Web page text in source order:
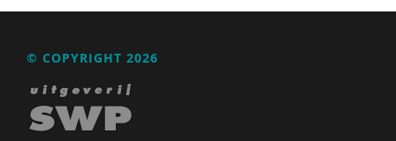
© COPYRIGHT 2026